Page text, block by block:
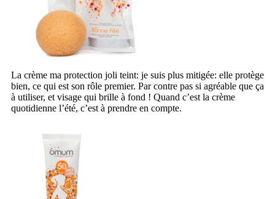
La crème ma protection joli teint: je suis plus mitigée: elle protège
bien, ce qui est son rôle premier. Par contre pas si agréable que ça
à utiliser, et visage qui brille à fond ! Quand c’est la crème
quotidienne l’été, c’est à prendre en compte.